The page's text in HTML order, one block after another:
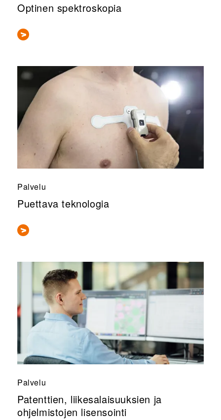
Optinen spektroskopia
Palvelu
Puettava teknologia
Palvelu
Patenttien, liikesalaisuuksien ja
ohjelmistojen lisensointi